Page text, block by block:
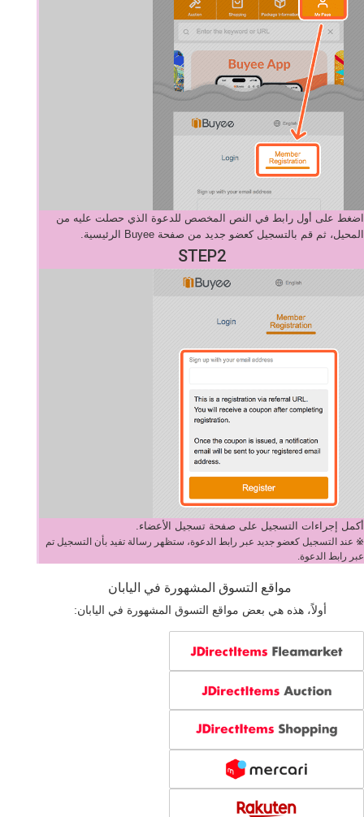
اضغط على أول رابط في النص المخصص للدعوة الذي حصلت عليه من
المحيل، ثم قم بالتسجيل كعضو جديد من صفحة Buyee الرئيسية.
STEP2
أكمل إجراءات التسجيل على صفحة تسجيل الأعضاء.
※ عند التسجيل كعضو جديد عبر رابط الدعوة، ستظهر رسالة تفيد بأن التسجيل تم
عبر رابط الدعوة.
مواقع التسوق المشهورة في اليابان
أولاً، هذه هي بعض مواقع التسوق المشهورة في اليابان: